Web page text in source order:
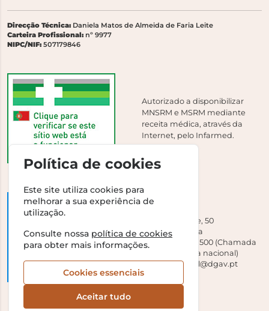
Direcção Técnica: Daniela Matos de Almeida de Faria Leite
Carteira Profissional: nº 9977
NIPC/NIF: 507179846
Autorizado a disponibilizar
MNSRM e MSRM mediante
receita médica, através da
Internet, pelo Infarmed.
Campo Grande, 50
1700-093 Lisboa
Tel +351 213 239 500 (Chamada
para a rede fixa nacional)
E-mail:dirgeral@dgav.pt
Política de cookies
Este site utiliza cookies para
melhorar a sua experiência de
utilização.
Consulte nossa política de cookies
para obter mais informações.
Cookies essenciais
Aceitar tudo